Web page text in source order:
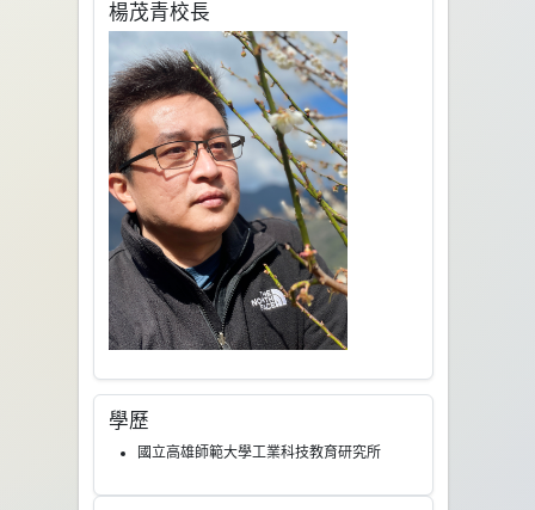
楊茂青校長
學歷
國立高雄師範大學工業科技教育研究所